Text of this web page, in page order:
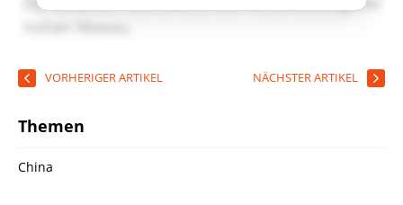
VORHERIGER ARTIKEL NÄCHSTER ARTIKEL
Themen
China